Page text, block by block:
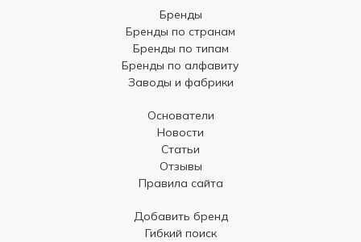
Бренды
Бренды по странам
Бренды по типам
Бренды по алфавиту
Заводы и фабрики
Основатели
Новости
Статьи
Отзывы
Правила сайта
Добавить бренд
Гибкий поиск